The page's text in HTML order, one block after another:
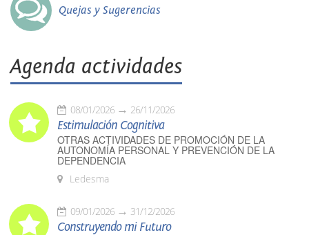
Quejas y Sugerencias
Agenda actividades
08/01/2026 26/11/2026
Estimulación Cognitiva
OTRAS ACTIVIDADES DE PROMOCIÓN DE LA
AUTONOMÍA PERSONAL Y PREVENCIÓN DE LA
DEPENDENCIA
Ledesma
09/01/2026 31/12/2026
Construyendo mi Futuro